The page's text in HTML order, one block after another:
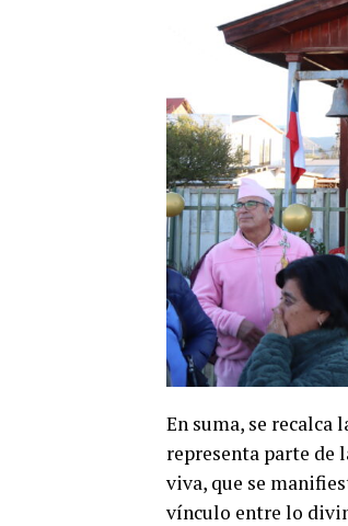
En suma, se
representa parte
viva, que se
vínculo entre lo